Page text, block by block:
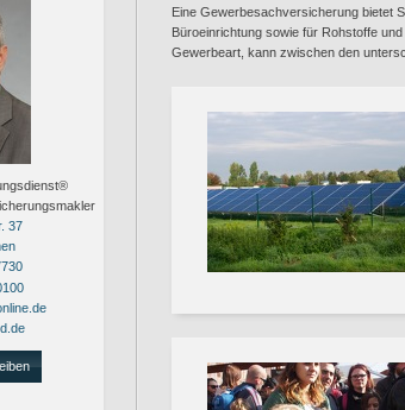
37
Eine Gewerbesachversicherung bietet
Büroeinrichtung sowie für Rohstoffe
Gewerbeart, kann zwischen den